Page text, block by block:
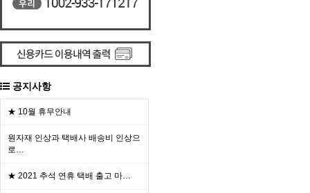
공지사항
★ 10월 휴무안내
원자재 인상과 택배사 배송비 인상으
로…
★ 2021 추석 연휴 택배 출고 마…